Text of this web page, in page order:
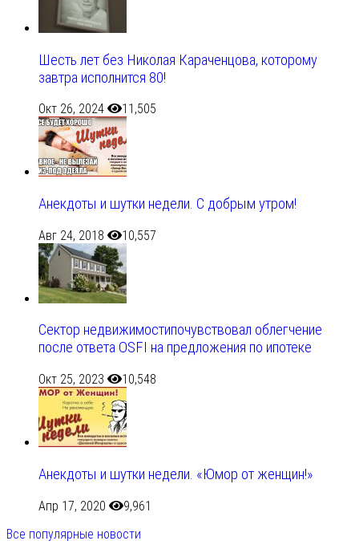
Шесть лет без Николая Караченцова, которому
завтра исполнится 80!
Окт 26, 2024 11,505
Анекдоты и шутки недели. С добрым утром!
Авг 24, 2018 10,557
Сектор недвижимостипочувствовал облегчение
после ответа OSFI на предложения по ипотеке
Окт 25, 2023 10,548
Анекдоты и шутки недели. «Юмор от женщин!»
Апр 17, 2020
9,961
Все популярные новости